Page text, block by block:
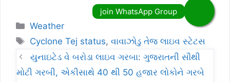
Categories
Weather
Tags
Cyclone Tej status,વાવાઝોડુ તેજ લાઇવ સ્ટેટસ
યુનાઇટેડ વે બરોડા લાઇવ ગરબા: ગુજરાતની સૌથી
મોટી ગરબી, એકીસાથે 40 થી 50 હજાર લોકોને ગરબે